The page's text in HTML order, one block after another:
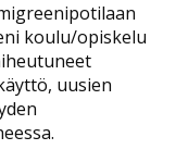
koulu/opiskelu
uusien